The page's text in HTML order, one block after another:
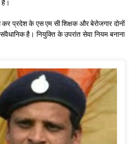
है।
प्रदेश के एस एम सी शिक्षक और बेरोजगार दोनों
है। नियुक्ति के उपरांत सेवा नियम बनाना